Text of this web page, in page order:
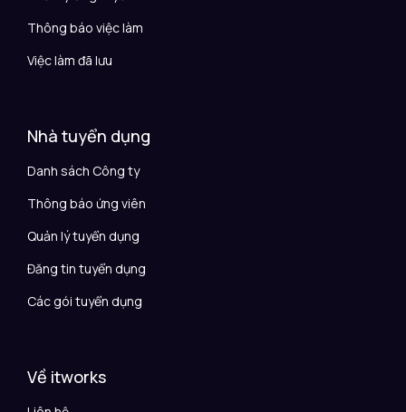
Thông báo việc làm
Việc làm đã lưu
Nhà tuyển dụng
Danh sách Công ty
Thông báo ứng viên
Quản lý tuyển dụng
Đăng tin tuyển dụng
Các gói tuyển dụng
Về itworks